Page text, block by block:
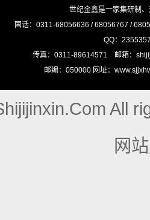
世纪金鑫是一家集研制
固话：0311-68056636 / 68056767 /
QQ：
传真：0311-89614571 邮箱：
邮编：050000 网址：
All
网